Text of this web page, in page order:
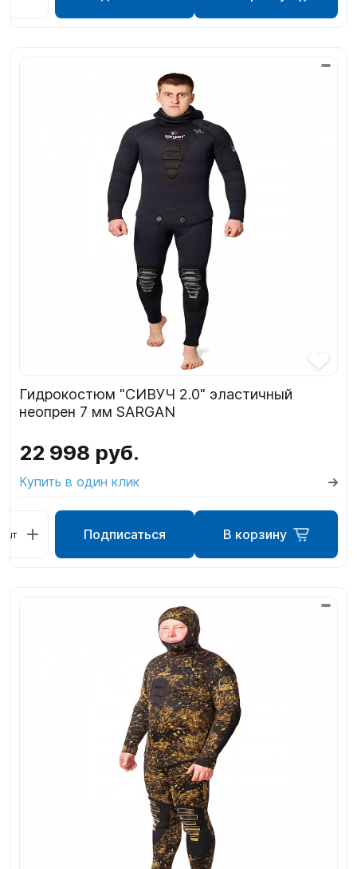
Гидрокостюм "СИВУЧ 2.0" эластичный
неопрен 7 мм SARGAN
22 998 руб.
Купить в один клик
шт Подписаться В корзину